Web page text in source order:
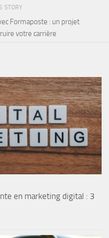
STORY
Formaposte : un projet
votre carrière
en marketing digital : 3